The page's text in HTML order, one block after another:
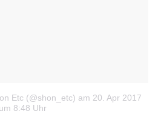
Etc (@shon_etc) am 20. Apr 2017
um 8:48 Uhr